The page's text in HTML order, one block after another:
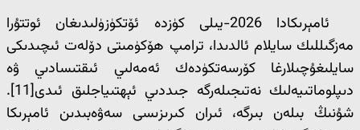
ئامېرىكادا 2026-يىلى كۈزدە ئۆتكۈزۈلىدىغان ئوتتۇرا
مەزگىللىك سايلام ئالدىدا، ترامپ ھۆكۈمىتى دۆلەت ئىچىدىكى
سايلىغۇچىلارغا كۆرسەتكۈدەك ئەمەلىي ئىقتىسادىي ۋە
دىپلوماتىيەلىك نەتىجىلەرگە جىددىي ئېھتىياجلىق ئىدى[11].
شۇنىڭ بىلەن بىرگە، ئىران كىرىزىسى سەۋەبىدىن ئامېرىكا